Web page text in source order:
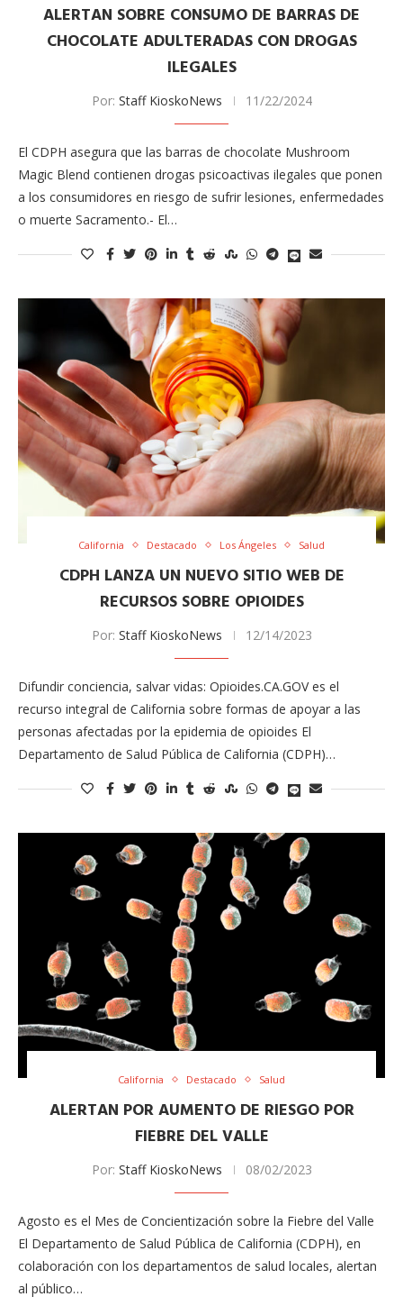
ALERTAN SOBRE CONSUMO DE BARRAS DE
CHOCOLATE ADULTERADAS CON DROGAS
ILEGALES
Por: Staff KioskoNews 11/22/2024
El CDPH asegura que las barras de chocolate Mushroom
Magic Blend contienen drogas psicoactivas ilegales que ponen
a los consumidores en riesgo de sufrir lesiones, enfermedades
o muerte Sacramento.- El…
California Destacado Los Ángeles Salud
CDPH LANZA UN NUEVO SITIO WEB DE
RECURSOS SOBRE OPIOIDES
Por: Staff KioskoNews 12/14/2023
Difundir conciencia, salvar vidas: Opioides.CA.GOV es el
recurso integral de California sobre formas de apoyar a las
personas afectadas por la epidemia de opioides El
Departamento de Salud Pública de California (CDPH)…
California Destacado Salud
ALERTAN POR AUMENTO DE RIESGO POR
FIEBRE DEL VALLE
Por: Staff KioskoNews 08/02/2023
Agosto es el Mes de Concientización sobre la Fiebre del Valle
El Departamento de Salud Pública de California (CDPH), en
colaboración con los departamentos de salud locales, alertan
al público…